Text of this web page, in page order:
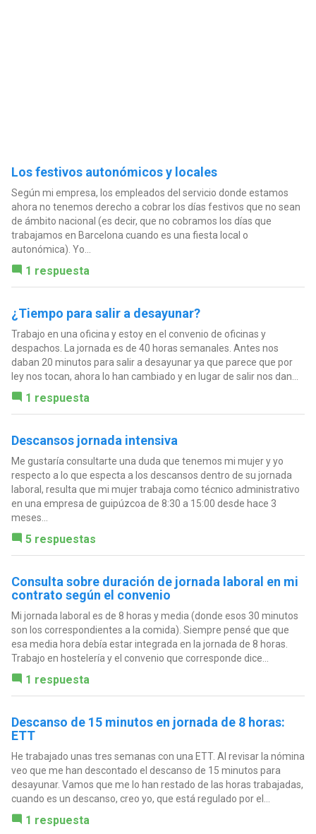
Los festivos autonómicos y locales
Según mi empresa, los empleados del servicio donde estamos
ahora no tenemos derecho a cobrar los días festivos que no sean
de ámbito nacional (es decir, que no cobramos los días que
trabajamos en Barcelona cuando es una fiesta local o
autonómica). Yo...
1 respuesta
¿Tiempo para salir a desayunar?
Trabajo en una oficina y estoy en el convenio de oficinas y
despachos. La jornada es de 40 horas semanales. Antes nos
daban 20 minutos para salir a desayunar ya que parece que por
ley nos tocan, ahora lo han cambiado y en lugar de salir nos dan...
1 respuesta
Descansos jornada intensiva
Me gustaría consultarte una duda que tenemos mi mujer y yo
respecto a lo que especta a los descansos dentro de su jornada
laboral, resulta que mi mujer trabaja como técnico administrativo
en una empresa de guipúzcoa de 8:30 a 15:00 desde hace 3
meses...
5 respuestas
Consulta sobre duración de jornada laboral en mi
contrato según el convenio
Mi jornada laboral es de 8 horas y media (donde esos 30 minutos
son los correspondientes a la comida). Siempre pensé que que
esa media hora debía estar integrada en la jornada de 8 horas.
Trabajo en hostelería y el convenio que corresponde dice...
1 respuesta
Descanso de 15 minutos en jornada de 8 horas:
ETT
He trabajado unas tres semanas con una ETT. Al revisar la nómina
veo que me han descontado el descanso de 15 minutos para
desayunar. Vamos que me lo han restado de las horas trabajadas,
cuando es un descanso, creo yo, que está regulado por el...
1 respuesta